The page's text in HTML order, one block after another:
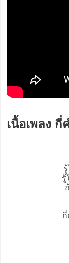
เนื้อเพลง กี่
รู้
กี่